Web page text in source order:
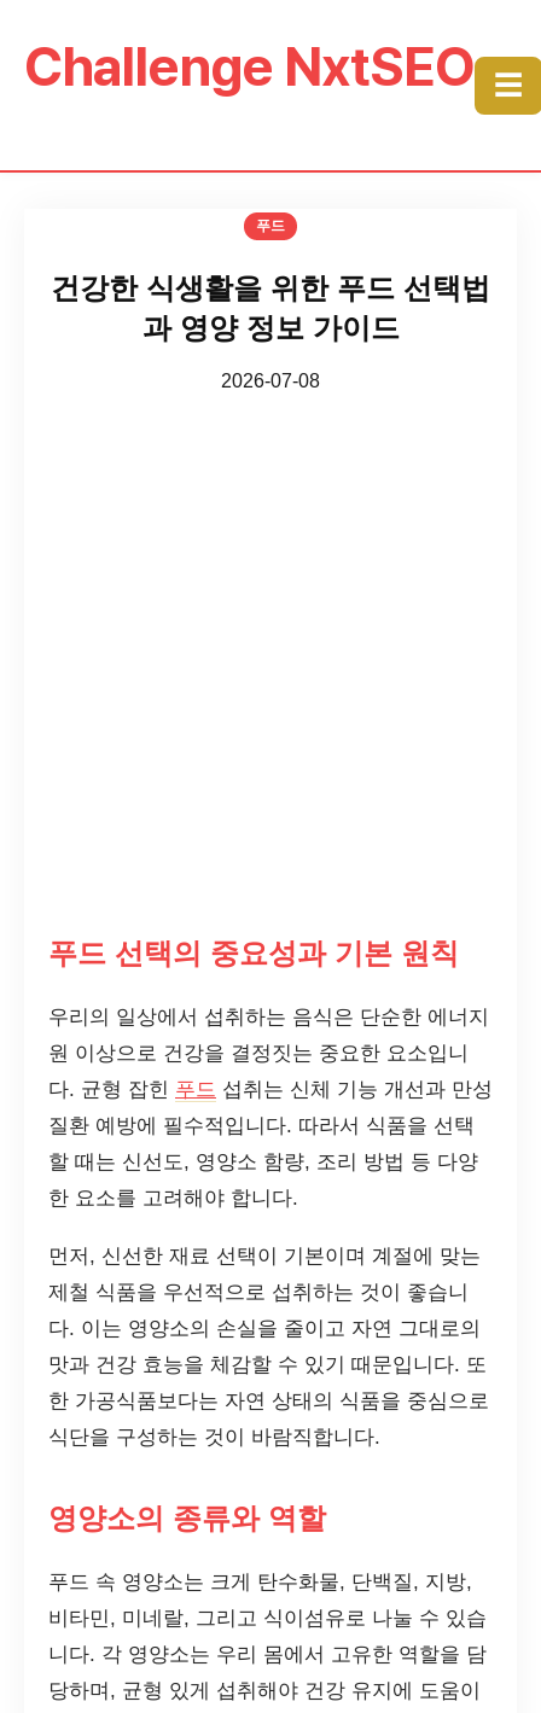
Challenge NxtSEO ☰
푸드
건강한 식생활을 위한 푸드 선택법
과 영양 정보 가이드
2026-07-08
푸드 선택의 중요성과 기본 원칙
우리의 일상에서 섭취하는 음식은 단순한 에너지
원 이상으로 건강을 결정짓는 중요한 요소입니
다. 균형 잡힌 푸드 섭취는 신체 기능 개선과 만성
질환 예방에 필수적입니다. 따라서 식품을 선택
할 때는 신선도, 영양소 함량, 조리 방법 등 다양
한 요소를 고려해야 합니다.
먼저, 신선한 재료 선택이 기본이며 계절에 맞는
제철 식품을 우선적으로 섭취하는 것이 좋습니
다. 이는 영양소의 손실을 줄이고 자연 그대로의
맛과 건강 효능을 체감할 수 있기 때문입니다. 또
한 가공식품보다는 자연 상태의 식품을 중심으로
식단을 구성하는 것이 바람직합니다.
영양소의 종류와 역할
푸드 속 영양소는 크게 탄수화물, 단백질, 지방,
비타민, 미네랄, 그리고 식이섬유로 나눌 수 있습
니다. 각 영양소는 우리 몸에서 고유한 역할을 담
당하며, 균형 있게 섭취해야 건강 유지에 도움이